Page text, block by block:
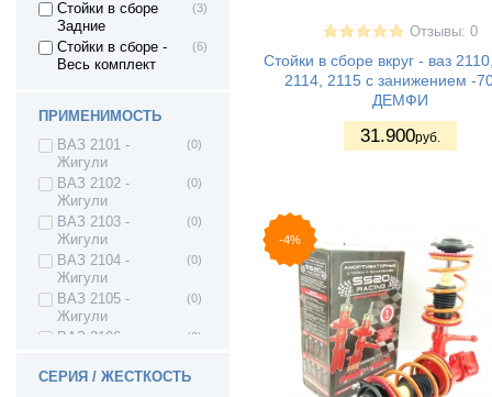
Стойки в сборе
Задние
(3)
Стойки в сборе -
Весь комплект
(6)
ПРИМЕНИМОСТЬ
ВАЗ 2101 -
Жигули
(0)
ВАЗ 2102 -
Жигули
(0)
ВАЗ 2103 -
Жигули
(0)
ВАЗ 2104 -
Жигули
(0)
ВАЗ 2105 -
Жигули
(0)
ВАЗ 2106 -
(0)
ВАЗ 2107 -
(0)
СЕРИЯ / ЖЕСТКОСТЬ
Отзывы: 0
Стойки в сборе вкруг - ваз
2114, 2115 с занижением -
ДЕМФИ
31.900руб.
-4%